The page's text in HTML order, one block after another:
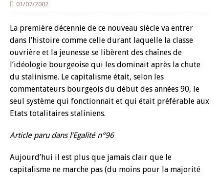
01/07/2002
La première décennie de ce nouveau siècle va entrer
dans l’histoire comme celle durant laquelle la classe
ouvrière et la jeunesse se libèrent des chaînes de
l’idéologie bourgeoise qui les dominait après la chute
du stalinisme. Le capitalisme était, selon les
commentateurs bourgeois du début des années 90, le
seul système qui fonctionnait et qui était préférable aux
Etats totalitaires staliniens.
Article paru dans l’Egalité n°96
Aujourd’hui il est plus que jamais clair que le
capitalisme ne marche pas (du moins pour la majorité